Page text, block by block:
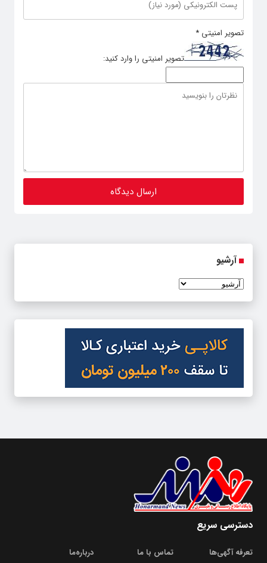
تصویر امنیتی *
تصویر امنیتی را وارد کنید:
آرشیو
دسترسی سریع
تعرفه آگهی‌ها تماس با ما درباره‌‌ما